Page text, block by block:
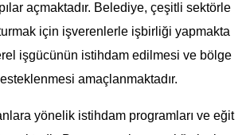
açmaktadır. Belediye, çeşitli sektörle
için işverenlerle işbirliği yapmakta
işgücünün istihdam edilmesi ve bölge
amaçlanmaktadır.
yönelik istihdam programları ve eğit